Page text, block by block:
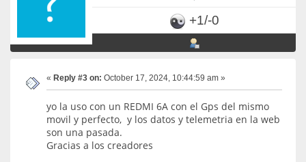
+1/-0
« Reply #3 on: October 17, 2024, 10:44:59 am »
yo la uso con un REDMI 6A con el Gps del mismo
movil y perfecto, y los datos y telemetria en la web
son una pasada.
Gracias a los creadores